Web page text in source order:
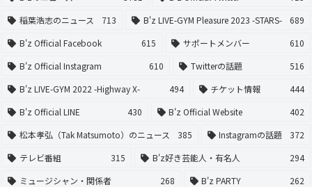
稲葉浩志のニュース
713 B'z LIVE-GYM Pleasure 2023 -STARS-
689
B'z Official Facebook
615 サポートメンバー
610
B'z Official Instagram
610 Twitterの話題
516
B'z LIVE-GYM 2022 -Highway X-
494 チケット情報
444
B'z Official LINE
430 B'z Official Website
402
松本孝弘（Tak Matsumoto）のニュース
385 Instagramの話題
372
テレビ番組
315 B'z好き芸能人・有名人
294
ミュージシャン・関係者
268 B'z PARTY
262